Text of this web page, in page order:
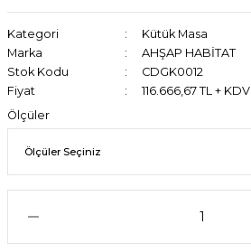
Kategori
Kütük Masa
Marka
AHŞAP HABİTAT
Stok Kodu
CDGK0012
Fiyat
116.666,67 TL + KDV
Ölçüler